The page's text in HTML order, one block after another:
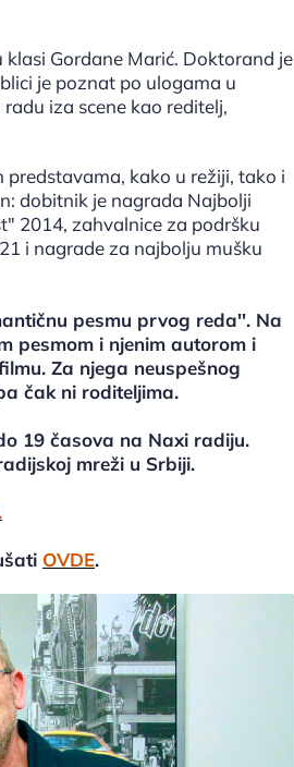
Gordane Marić. Doktorand je
je poznat po ulogama u
iza scene kao reditelj,
kako u režiji, tako i
dobitnik je nagrada Najbolji
2014, zahvalnice za podršku
i nagrade za najbolju mušku
pesmu prvog reda''. Na
pesmom i njenim autorom i
Za njega neuspešnog
čak ni roditeljima.
19 časova na Naxi radiju.
mreži u Srbiji.
OVDE.